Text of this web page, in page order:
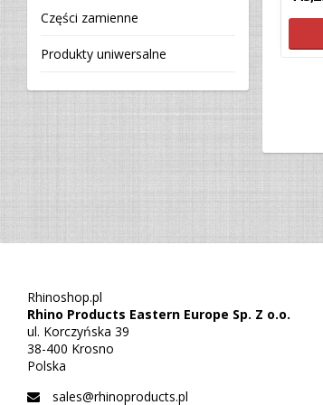
Części zamienne
Produkty uniwersalne
Rhinoshop.pl
Rhino Products Eastern Europe Sp. Z o.o.
ul. Korczyńska 39
38-400 Krosno
Polska
sales@rhinoproducts.pl